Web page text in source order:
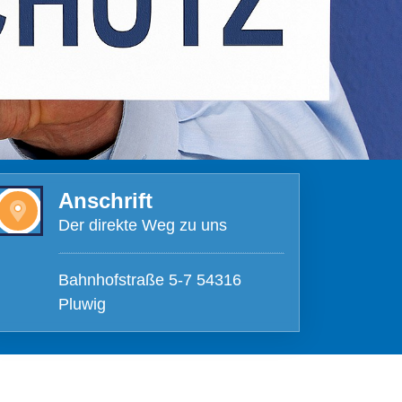
Anschrift
Der direkte Weg zu uns
Pluwig